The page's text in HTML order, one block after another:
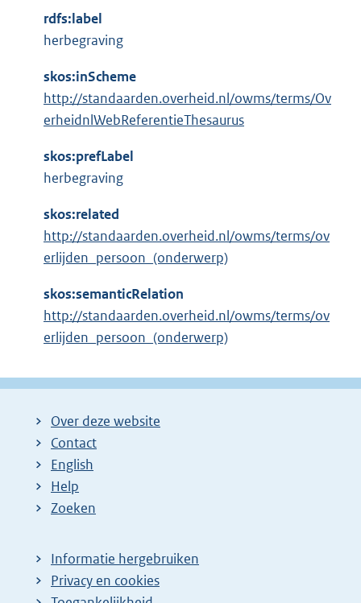
l
n
k
:
e
r
n
e
n
k
rdfs:label
herbegraving
skos:inScheme
http://standaarden.overheid.nl/owms/terms/Ov
erheidnlWebReferentieThesaurus
skos:prefLabel
herbegraving
skos:related
http://standaarden.overheid.nl/owms/terms/ov
erlijden_persoon_(onderwerp)
skos:semanticRelation
http://standaarden.overheid.nl/owms/terms/ov
erlijden_persoon_(onderwerp)
Over deze website
Contact
English
Help
Zoeken
Informatie hergebruiken
Privacy en cookies